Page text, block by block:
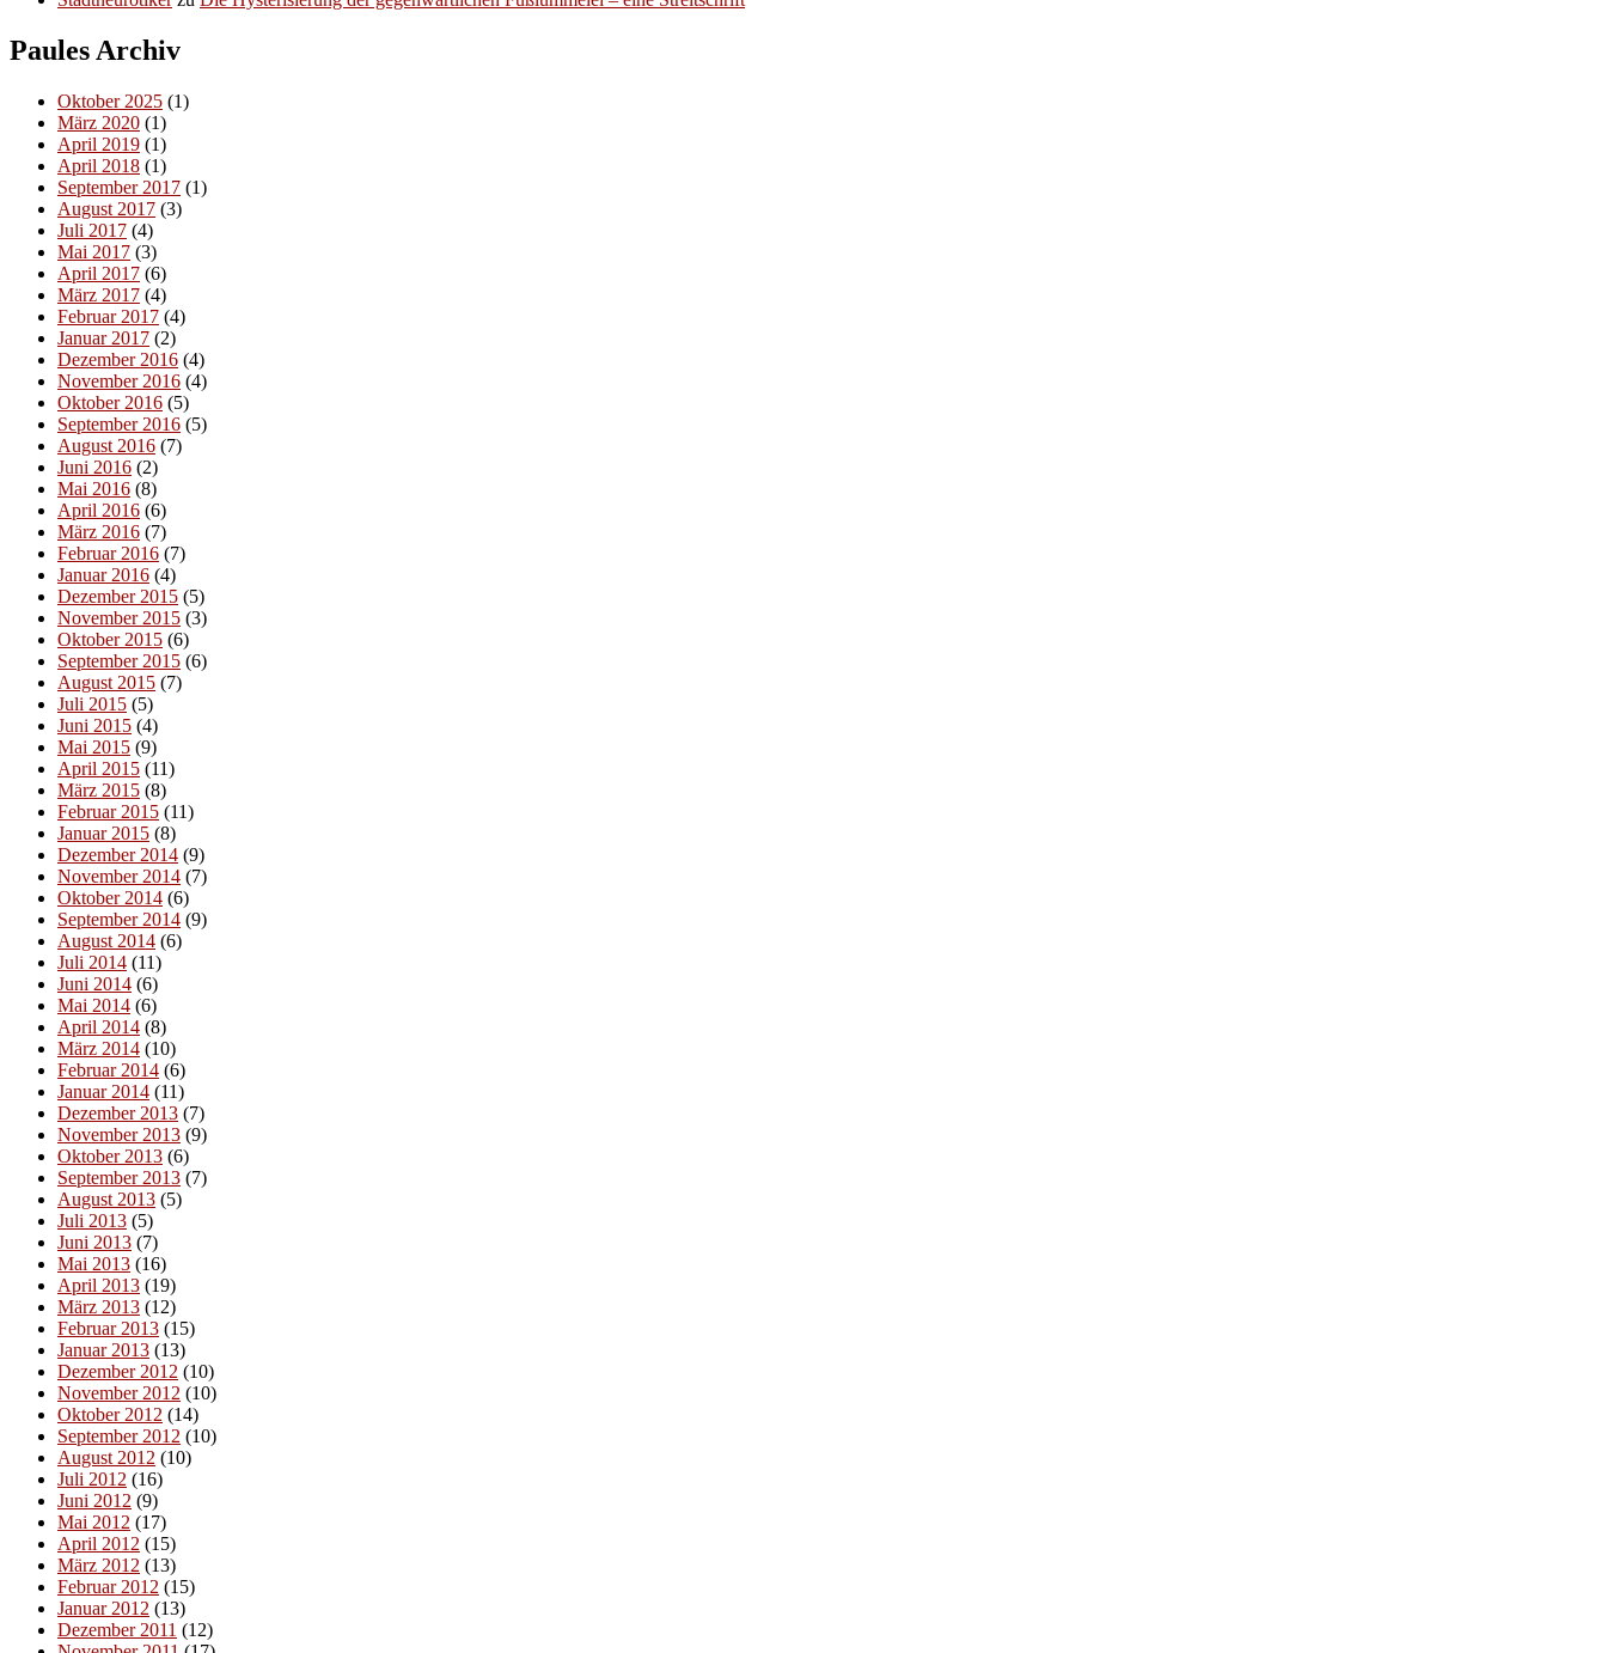
Paules Archiv
Oktober 2025 (1)
März 2020 (1)
April 2019 (1)
April 2018 (1)
September 2017 (1)
August 2017 (3)
Juli 2017 (4)
Mai 2017 (3)
April 2017 (6)
März 2017 (4)
Februar 2017 (4)
Januar 2017 (2)
Dezember 2016 (4)
November 2016 (4)
Oktober 2016 (5)
September 2016 (5)
August 2016 (7)
Juni 2016 (2)
Mai 2016 (8)
April 2016 (6)
März 2016 (7)
Februar 2016 (7)
Januar 2016 (4)
Dezember 2015 (5)
November 2015 (3)
Oktober 2015 (6)
September 2015 (6)
August 2015 (7)
Juli 2015 (5)
Juni 2015 (4)
Mai 2015 (9)
April 2015 (11)
März 2015 (8)
Februar 2015 (11)
Januar 2015 (8)
Dezember 2014 (9)
November 2014 (7)
Oktober 2014 (6)
September 2014 (9)
August 2014 (6)
Juli 2014 (11)
Juni 2014 (6)
Mai 2014 (6)
April 2014 (8)
März 2014 (10)
Februar 2014 (6)
Januar 2014 (11)
Dezember 2013 (7)
November 2013 (9)
Oktober 2013 (6)
September 2013 (7)
August 2013 (5)
Juli 2013 (5)
Juni 2013 (7)
Mai 2013 (16)
April 2013 (19)
März 2013 (12)
Februar 2013 (15)
Januar 2013 (13)
Dezember 2012 (10)
November 2012 (10)
Oktober 2012 (14)
September 2012 (10)
August 2012 (10)
Juli 2012 (16)
Juni 2012 (9)
Mai 2012 (17)
April 2012 (15)
März 2012 (13)
Februar 2012 (15)
Januar 2012 (13)
Dezember 2011 (12)